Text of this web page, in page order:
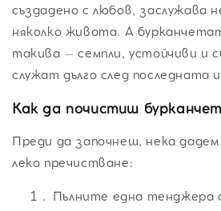
създадено с любов, заслужава
няколко живота. А
такива – семпли, устойчиви и
служат дълго след последната
Как да почистиш
Преди да започнеш, нека
леко пречистване:
Пълните една тенджера